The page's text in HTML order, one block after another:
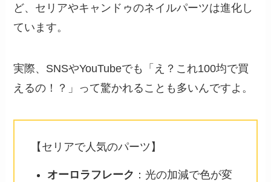
ど、セリアやキャンドゥのネイルパーツは進化し
ています。
実際、SNSやYouTubeでも「え？これ100均で買
えるの！？」って驚かれることも多いんですよ。
【セリアで人気のパーツ】
オーロラフレーク ：光の加減で色が変